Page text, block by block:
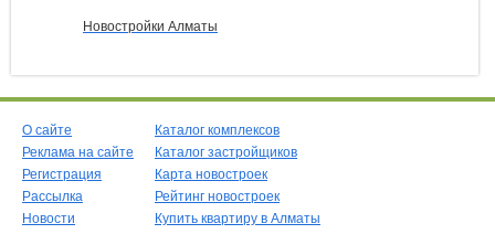
Новостройки Алматы
О сайте
Реклама на сайте
Регистрация
Рассылка
Новости
Каталог комплексов
Каталог застройщиков
Карта новостроек
Рейтинг новостроек
Купить квартиру в Алматы